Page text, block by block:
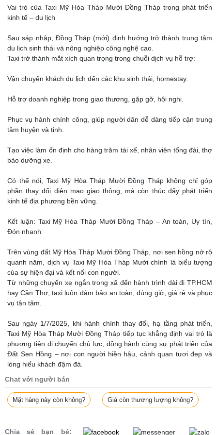
Vai trò của Taxi Mỹ Hòa Tháp Mười Đồng Tháp trong phát triển
kinh tế – du lịch
Sau sáp nhập, Đồng Tháp (mới) định hướng trở thành trung tâm
du lịch sinh thái và nông nghiệp công nghệ cao.
Taxi trở thành mắt xích quan trọng trong chuỗi dịch vụ hỗ trợ:
Vận chuyển khách du lịch đến các khu sinh thái, homestay.
Hỗ trợ doanh nghiệp trong giao thương, gặp gỡ, hội nghị.
Phục vụ hành chính công, giúp người dân dễ dàng tiếp cận trung
tâm huyện và tỉnh.
Tạo việc làm ổn định cho hàng trăm tài xế, nhân viên tổng đài, thợ
bảo dưỡng xe.
Có thể nói, Taxi Mỹ Hòa Tháp Mười Đồng Tháp không chỉ góp
phần thay đổi diện mạo giao thông, mà còn thúc đẩy phát triển
kinh tế địa phương bền vững.
Kết luận: Taxi Mỹ Hòa Tháp Mười Đồng Tháp – An toàn, Uy tín,
Đón nhanh
Trên vùng đất Mỹ Hòa Tháp Mười Đồng Tháp, nơi sen hồng nở rộ
quanh năm, dịch vụ Taxi Mỹ Hòa Tháp Mười chính là biểu tượng
của sự hiện đại và kết nối con người.
Từ những chuyến xe ngắn trong xã đến hành trình dài đi TP.HCM
hay Cần Thơ, taxi luôn đảm bảo an toàn, đúng giờ, giá rẻ và phục
vụ tận tâm.
Sau ngày 1/7/2025, khi hành chính thay đổi, hạ tầng phát triển,
Taxi Mỹ Hòa Tháp Mười Đồng Tháp tiếp tục khẳng định vai trò là
phương tiện di chuyển chủ lực, đồng hành cùng sự phát triển của
Đất Sen Hồng – nơi con người hiền hậu, cảnh quan tươi đẹp và
lòng hiếu khách đậm đà.
Chat với người bán
Mặt hàng này còn không? Giá còn thương lượng không?
Chia sẻ bạn bè: